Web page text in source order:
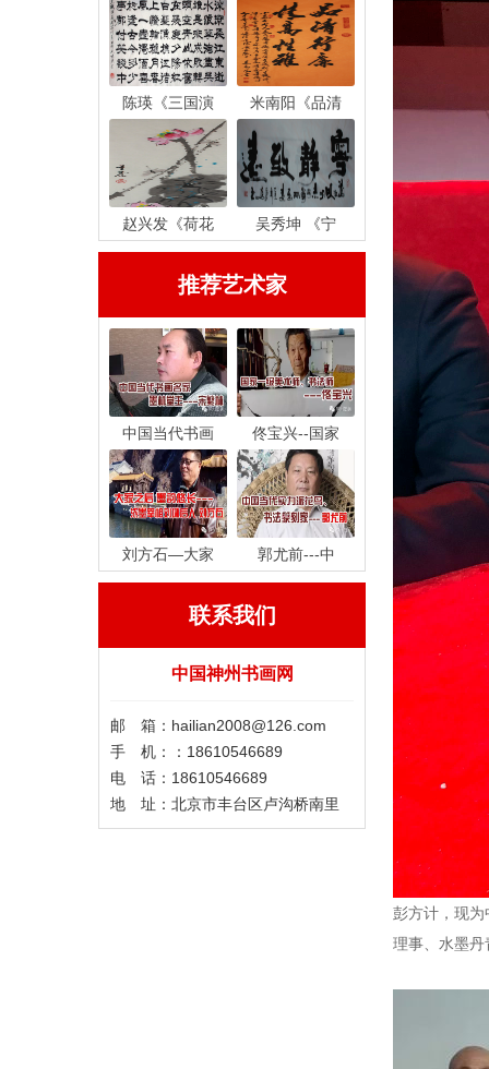
陈瑛《三国演 米南阳《品清
赵兴发《荷花 吴秀坤 《宁
推荐艺术家
中国当代书画 佟宝兴--国家
刘方石—大家 郭尤前---中
联系我们
中国神州书画网
邮 箱：hailian2008@126.com
手 机：：18610546689
电 话：18610546689
地 址：北京市丰台区卢沟桥南里
彭方计，现
理事、水墨